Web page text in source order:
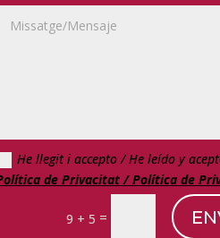
He llegit i accepto / He leído y
de Privacitat / Política de
9 + 5 =